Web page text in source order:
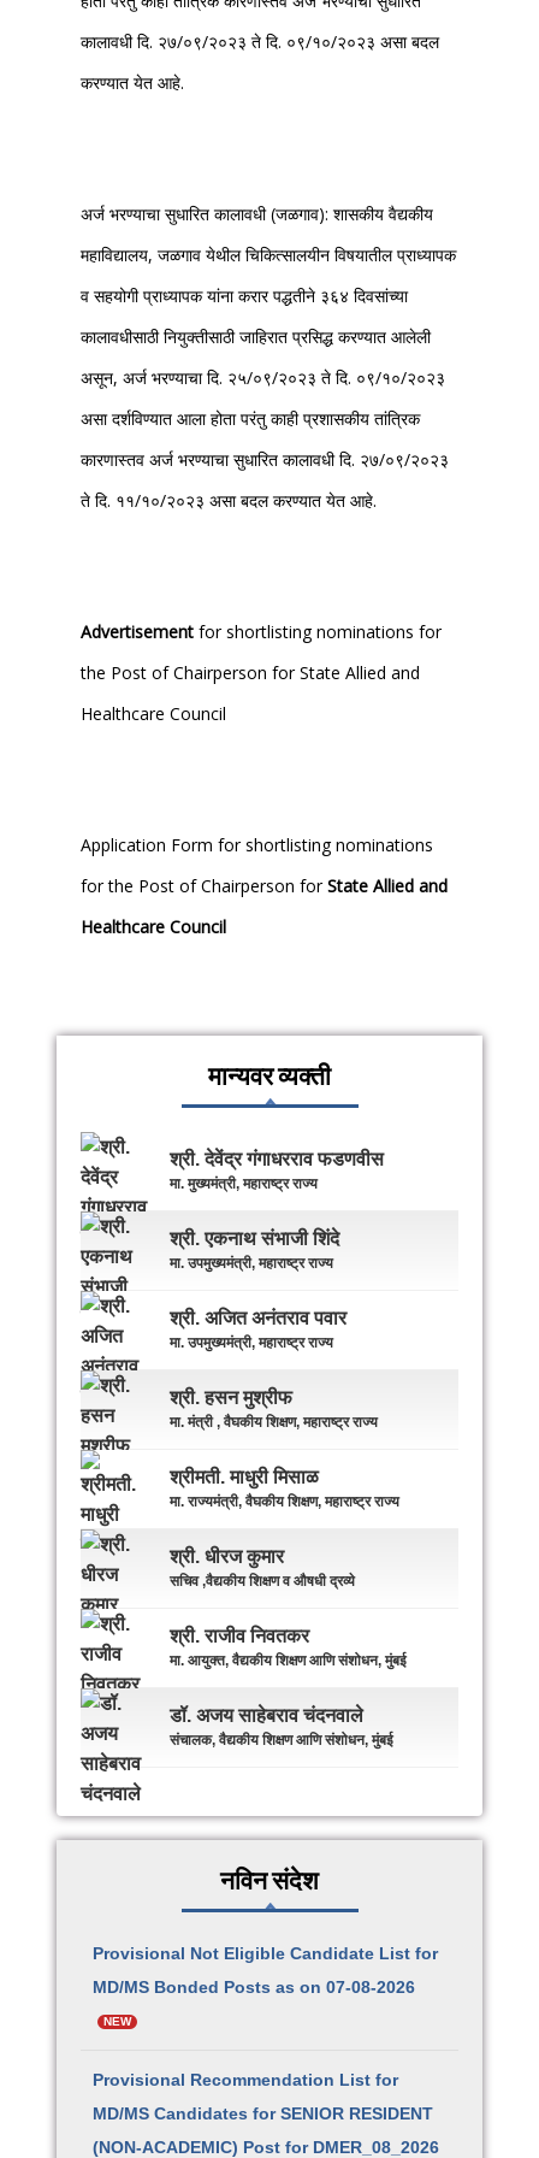
कालावधी दि. २७/०९/२०२३ ते दि. ०९/१०/२०२३ असा बदल
करण्यात येत आहे.
अर्ज भरण्याचा सुधारित कालावधी (जळगाव): शासकीय वैद्यकीय
महाविद्यालय, जळगाव येथील चिकित्सालयीन विषयातील प्राध्यापक
व सहयोगी प्राध्यापक यांना करार पद्धतीने ३६४ दिवसांच्या
कालावधीसाठी नियुक्तीसाठी जाहिरात प्रसिद्ध करण्यात आलेली
असून, अर्ज भरण्याचा दि. २५/०९/२०२३ ते दि. ०९/१०/२०२३
असा दर्शविण्यात आला होता परंतु काही प्रशासकीय तांत्रिक
कारणास्तव अर्ज भरण्याचा सुधारित कालावधी दि. २७/०९/२०२३
ते दि. ११/१०/२०२३ असा बदल करण्यात येत आहे.
Advertisementfor shortlisting nominations for
the Post of Chairperson for State Allied and
Healthcare Council
Application Form for shortlisting nominations
for the Post of Chairperson forState Allied and
Healthcare Council
मान्यवर व्यक्ती
श्री. देवेंद्र गंगाधरराव फडणवीस
मा. मुख्यमंत्री, महाराष्ट्र राज्य
श्री. एकनाथ संभाजी शिंदे
मा. उपमुख्यमंत्री, महाराष्ट्र राज्य
श्री. अजित अनंतराव पवार
मा. उपमुख्यमंत्री, महाराष्ट्र राज्य
श्री. हसन मुश्रीफ
मा. मंत्री , वैघकीय शिक्षण, महाराष्ट्र राज्य
श्रीमती. माधुरी मिसाळ
मा. राज्यमंत्री, वैघकीय शिक्षण, महाराष्ट्र राज्य
श्री. धीरज कुमार
सचिव ,वैद्यकीय शिक्षण व औषधी द्रव्ये
श्री. राजीव निवतकर
मा. आयुक्त, वैद्यकीय शिक्षण आणि संशोधन, मुंबई
डॉ. अजय साहेबराव चंदनवाले
संचालक, वैद्यकीय शिक्षण आणि संशोधन, मुंबई
नविन संदेश
Provisional Not Eligible Candidate List for
MD/MS Bonded Posts as on 07-08-2026
NEW
Provisional Recommendation List for
MD/MS Candidates for SENIOR RESIDENT
(NON-ACADEMIC) Post for DMER_08_2026